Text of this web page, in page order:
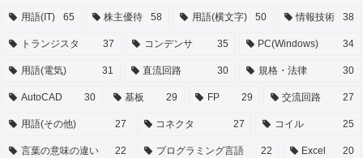
用語(IT) 65 株主優待 58 用語(横文字) 50 情報技術 38
トランジスタ 37 コンデンサ 35 PC(Windows) 34
用語(電気) 31 直流回路 30 規格・法律 30
AutoCAD 30 基板 29 FP 29 交流回路 27
用語(その他) 27 コネクタ 27 コイル 25
言葉の意味の違い 22 プログラミング言語 22 Excel 20